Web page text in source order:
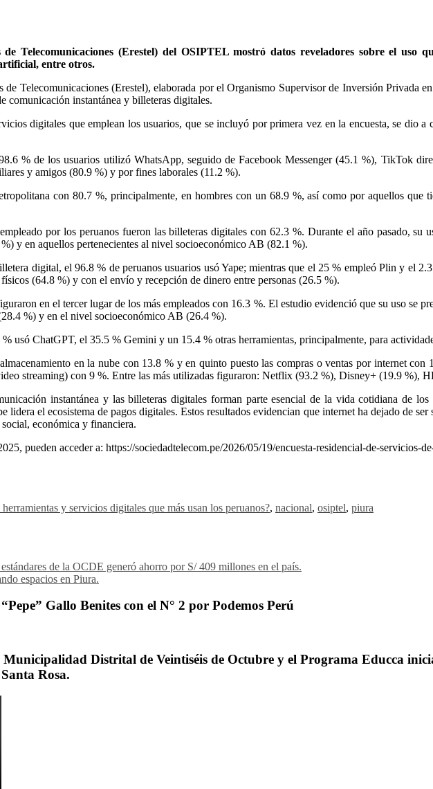
Telecomunicaciones (Erestel) del OSIPTEL mostró datos reveladores sobre el uso
entre otros.
Telecomunicaciones (Erestel), elaborada por el Organismo Supervisor de Inversión Privada
comunicación instantánea y billeteras digitales.
digitales que emplean los usuarios, que se incluyó por primera vez en la encuesta, se dio
% de los usuarios utilizó WhatsApp, seguido de Facebook Messenger (45.1 %), TikTok
y amigos (80.9 %) y por fines laborales (11.2 %).
con 80.7 %, principalmente, en hombres con un 68.9 %, así como por aquellos
por los peruanos fueron las billeteras digitales con 62.3 %. Durante el año pasado,
y en aquellos pertenecientes al nivel socioeconómico AB (82.1 %).
digital, el 96.8 % de peruanos usuarios usó Yape; mientras que el 25 % empleó Plin y el
(64.8 %) y con el envío y recepción de dinero entre personas (26.5 %).
en el tercer lugar de los más empleados con 16.3 %. El estudio evidenció que su uso se
%) y en el nivel socioeconómico AB (26.4 %).
usó ChatGPT, el 35.5 % Gemini y un 15.4 % otras herramientas, principalmente, para
en la nube con 13.8 % y en quinto puesto las compras o ventas por internet
streaming) con 9 %. Entre las más utilizadas figuraron: Netflix (93.2 %), Disney+ (19.9 %),
instantánea y las billeteras digitales forman parte esencial de la vida cotidiana de
lidera el ecosistema de pagos digitales. Estos resultados evidencian que internet ha dejado de
económica y financiera.
pueden acceder a: https://sociedadtelecom.pe/2026/05/19/encuesta-residencial-de-servicios-
y servicios digitales que más usan los peruanos?, nacional, osiptel, piura
de la OCDE generó ahorro por S/ 409 millones en el país.
espacios en Piura.
Gallo Benites con el N° 2 por Podemos Perú
Distrital de Veintiséis de Octubre y el Programa Educca
Rosa.